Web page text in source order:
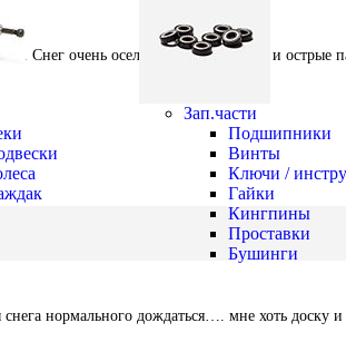
Зап.части
Подшипники
Винты
Ключи /
Гайки
Кингпины
Проставки
Бушинги
Снег очень осел. Появились камни и острые
нормального дождаться…. мне хоть